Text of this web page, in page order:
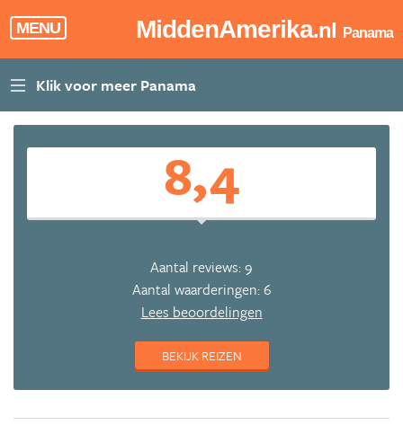
MENU MiddenAmerika.nl Panama
8,4
Aantal reviews: 9
Aantal waarderingen: 6
Lees beoordelingen
BEKIJK REIZEN